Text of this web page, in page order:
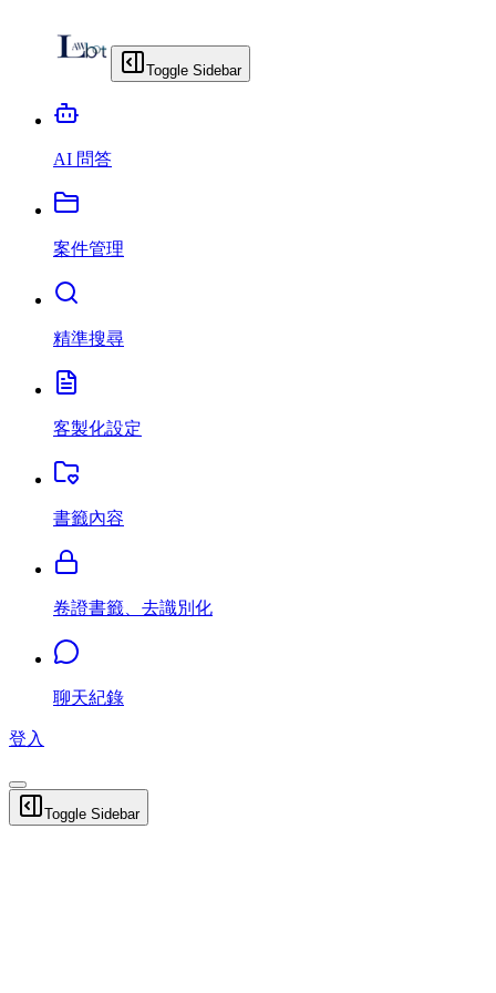
Toggle Sidebar
AI 問答
案件管理
精準搜尋
客製化設定
書籤內容
卷證書籤、去識別化
聊天紀錄
登入
Toggle Sidebar